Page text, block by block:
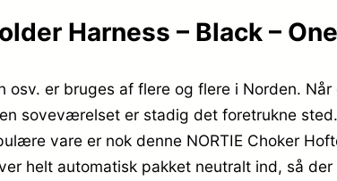
Harness – Black –
osv. er bruges af flere og flere i Norden.
soveværelset er stadig det foretrukne
vare er nok denne NORTIE Choker
helt automatisk pakket neutralt ind, så